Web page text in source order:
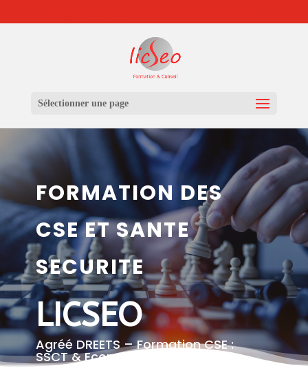
Sélectionner une page
FORMATION DES
CSE ET SANTE
SECURITE
LICSEO
Agréé DREETS – Formation CSE :
SSCT & Economique